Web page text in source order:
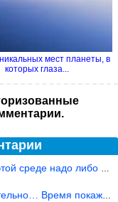
мест планеты, в
которых глаза...
надо либо иметь зубы
Время покажет, что буде